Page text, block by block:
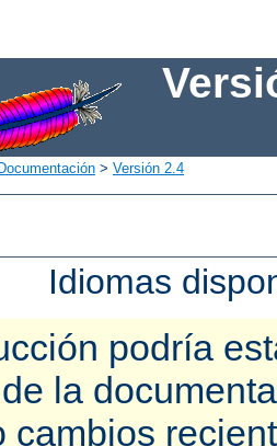
Documentación > Versión 2.4
Idiomas
podría
la
cambios